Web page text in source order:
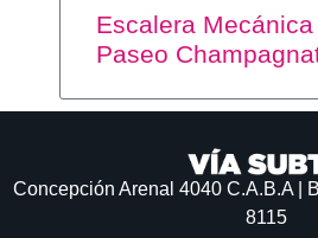
Escalera Mecánica
Paseo
Concepción Arenal 4040C.A.B.A |
8115